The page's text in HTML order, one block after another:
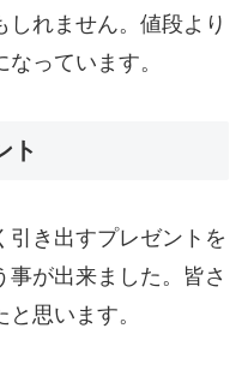
れません。値段より
っています。
ト
引き出すプレゼントを
が出来ました。皆さ
思います。